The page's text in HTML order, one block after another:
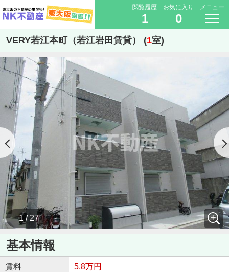
閲覧履歴
1
お気に入り
0
メニュー
VERY若江本町（若江岩田賃貸） (1室)
1 / 27
基本情報
賃料 5.8万円